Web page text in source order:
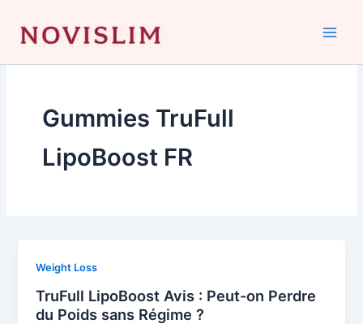
content
Gummies TruFull
LipoBoost FR
Weight Loss
TruFull LipoBoost Avis : Peut-on Perdre
du Poids sans Régime ?